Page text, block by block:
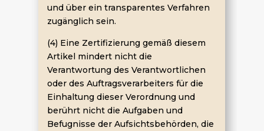
und über ein transparentes Verfahren
zugänglich sein.
(4) Eine Zertifizierung gemäß diesem
Artikel mindert nicht die
Verantwortung des Verantwortlichen
oder des Auftragsverarbeiters für die
Einhaltung dieser Verordnung und
berührt nicht die Aufgaben und
Befugnisse der Aufsichtsbehörden, die